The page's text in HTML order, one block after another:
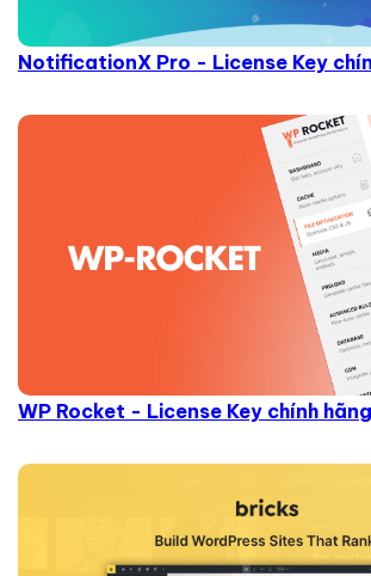
NotificationX Pro - License Key
WP Rocket - License Key chính hãng